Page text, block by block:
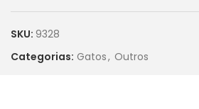
SKU: 9328
Categorias: Gatos, Outros